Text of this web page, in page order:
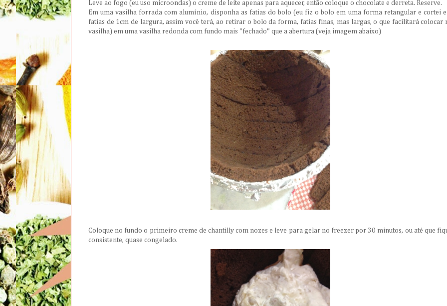
Leve ao fogo (eu uso microondas) o creme de leite apenas para aquecer, então coloque o chocolate e derreta. Reserve.
Em uma vasilha forrada com alumínio, disponha as fatias do bolo (eu fiz o bolo em uma forma retangular e cortei
fatias de 1cm de largura, assim você terá, ao retirar o bolo da forma, fatias finas, mas largas, o que facilitará colocar
vasilha) em uma vasilha redonda com fundo mais "fechado" que a abertura (veja imagem abaixo)
Coloque no fundo o primeiro creme de chantilly com nozes e leve para gelar no freezer por 30 minutos, ou até que
consistente, quase congelado.